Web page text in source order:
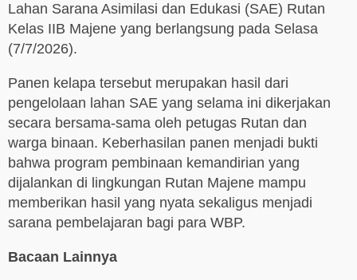
Lahan Sarana Asimilasi dan Edukasi (SAE) Rutan
Kelas IIB Majene yang berlangsung pada Selasa
(7/7/2026).
Panen kelapa tersebut merupakan hasil dari
pengelolaan lahan SAE yang selama ini dikerjakan
secara bersama-sama oleh petugas Rutan dan
warga binaan. Keberhasilan panen menjadi bukti
bahwa program pembinaan kemandirian yang
dijalankan di lingkungan Rutan Majene mampu
memberikan hasil yang nyata sekaligus menjadi
sarana pembelajaran bagi para WBP.
Bacaan Lainnya